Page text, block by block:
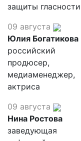
защиты гласности
09 августа
Юлия Богатикова
российский
продюсер,
медиаменеджер,
актриса
09 августа
Нина Ростова
заведующая